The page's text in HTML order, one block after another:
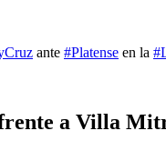
ante #Platense en la
a Villa